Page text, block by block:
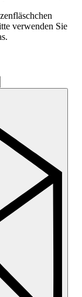
verwenden Sie